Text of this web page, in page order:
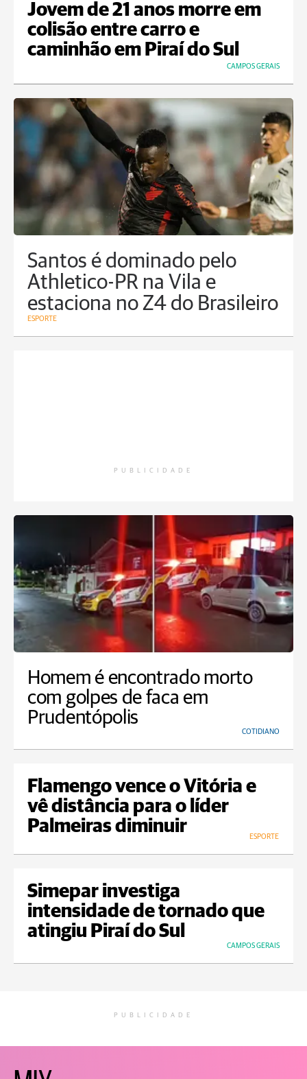
Jovem de 21 anos morre em
colisão entre carro e
caminhão em Piraí do Sul
CAMPOS GERAIS
Santos é dominado pelo
Athletico-PR na Vila e
estaciona no Z4 do Brasileiro
ESPORTE
PUBLICIDADE
Homem é encontrado morto
com golpes de faca em
Prudentópolis
COTIDIANO
Flamengo vence o Vitória e
vê distância para o líder
Palmeiras diminuir
ESPORTE
Simepar investiga
intensidade de tornado que
atingiu Piraí do Sul
CAMPOS GERAIS
PUBLICIDADE